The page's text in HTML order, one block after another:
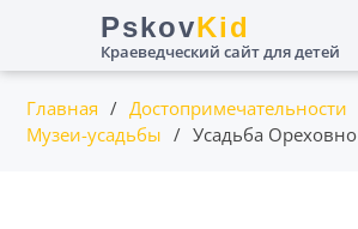
Пролистать
контента
PskovKid
Краеведческий сайт для детей
Главная / Достопримечательности
Музеи-усадьбы / Усадьба Ореховно